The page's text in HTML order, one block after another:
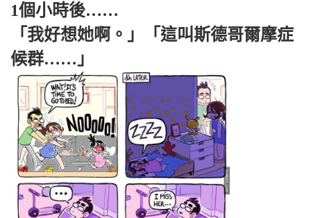
1個小時後……
「我好想她啊。」「這叫斯德哥爾摩症
候群……」